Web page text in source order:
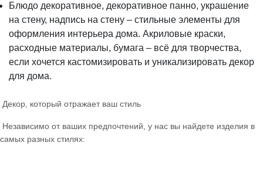
Блюдо декоративное, декоративное панно, украшение
на стену, надпись на стену – стильные элементы для
оформления интерьера дома. Акриловые краски,
расходные материалы, бумага – всё для творчества,
если хочется кастомизировать и уникализировать декор
для дома.
Декор, который отражает ваш стиль
Независимо от ваших предпочтений, у нас вы найдете изделия в
самых разных стилях: